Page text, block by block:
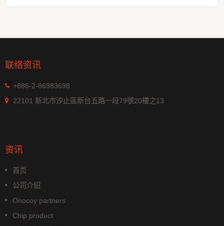
联络资讯
+886-2-86983698
22101 新北市汐止區新台五路一段79號20樓之13
资讯
首页
公司介绍
Onocoy partners
Chip product